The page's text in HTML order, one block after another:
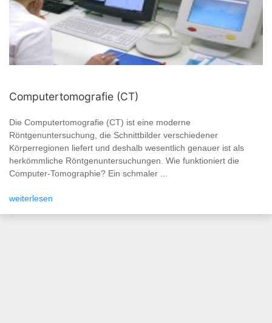
Computertomografie (CT)
Die Computertomografie (CT) ist eine moderne
Röntgenuntersuchung, die Schnittbilder verschiedener
Körperregionen liefert und deshalb wesentlich genauer ist als
herkömmliche Röntgenuntersuchungen. Wie funktioniert die
Computer-Tomographie? Ein schmaler ...
weiterlesen